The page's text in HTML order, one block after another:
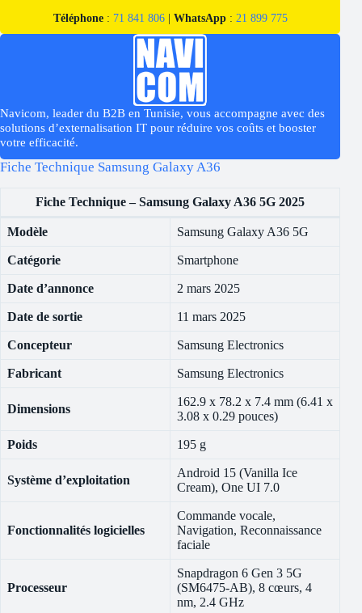
Téléphone: 71 841 806| WhatsApp: 21 899 775
Navicom, leader du B2B en Tunisie, vous accompagne avec des
solutions d’externalisation IT pour réduire vos coûts et booster
votre efficacité.
Fiche Technique Samsung Galaxy A36
Fiche Technique – Samsung Galaxy A36 5G 2025
Modèle Samsung Galaxy A36 5G
Catégorie Smartphone
Date d’annonce 2 mars 2025
Date de sortie 11 mars 2025
Concepteur Samsung Electronics
Fabricant Samsung Electronics
Dimensions
162.9 x 78.2 x 7.4 mm (6.41 x
3.08 x 0.29 pouces)
Poids 195 g
Système d’exploitation
Android 15 (Vanilla Ice
Cream), One UI 7.0
Fonctionnalités logicielles
Commande vocale,
Navigation, Reconnaissance
faciale
Processeur
Snapdragon 6 Gen 3 5G
(SM6475-AB), 8 cœurs, 4
nm, 2.4 GHz